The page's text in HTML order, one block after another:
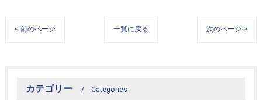
< 前のページ 一覧に戻る 次のページ >
カテゴリー Categories